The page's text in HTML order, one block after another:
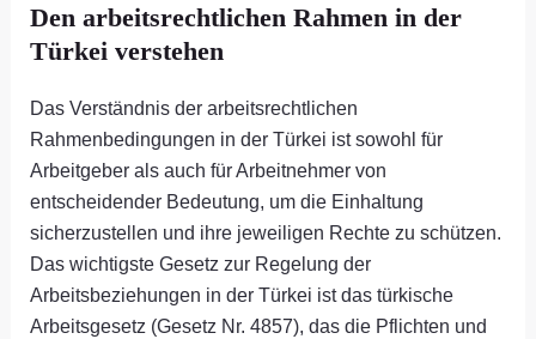
Den arbeitsrechtlichen Rahmen in der
Türkei verstehen
Das Verständnis der arbeitsrechtlichen
Rahmenbedingungen in der Türkei ist sowohl für
Arbeitgeber als auch für Arbeitnehmer von
entscheidender Bedeutung, um die Einhaltung
sicherzustellen und ihre jeweiligen Rechte zu schützen.
Das wichtigste Gesetz zur Regelung der
Arbeitsbeziehungen in der Türkei ist das türkische
Arbeitsgesetz (Gesetz Nr. 4857), das die Pflichten und